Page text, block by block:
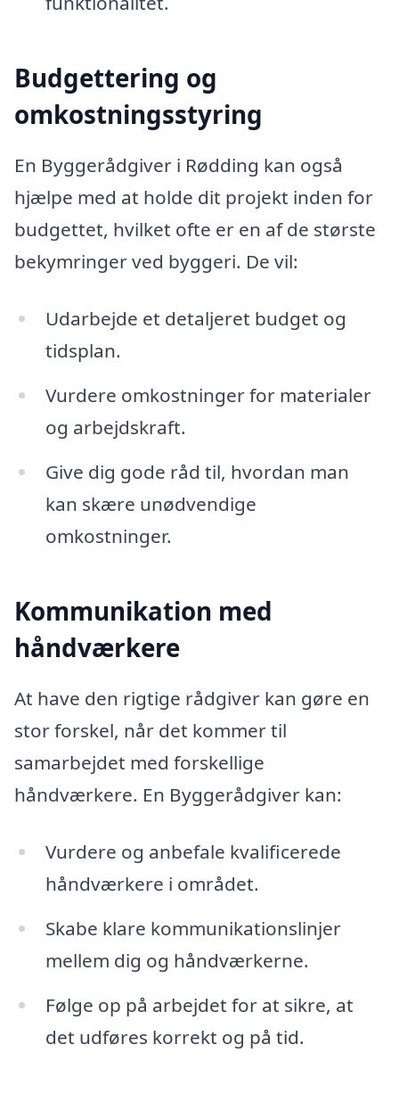
Budgettering og
omkostningsstyring
En Byggerådgiver i Rødding kan også
hjælpe med at holde dit projekt inden for
budgettet, hvilket ofte er en af de største
bekymringer ved byggeri. De vil:
Udarbejde et detaljeret budget og
tidsplan.
Vurdere omkostninger for materialer
og arbejdskraft.
Give dig gode råd til, hvordan man
kan skære unødvendige
omkostninger.
Kommunikation med
håndværkere
At have den rigtige rådgiver kan gøre en
stor forskel, når det kommer til
samarbejdet med forskellige
håndværkere. En Byggerådgiver kan:
Vurdere og anbefale kvalificerede
håndværkere i området.
Skabe klare kommunikationslinjer
mellem dig og håndværkerne.
Følge op på arbejdet for at sikre, at
det udføres korrekt og på tid.